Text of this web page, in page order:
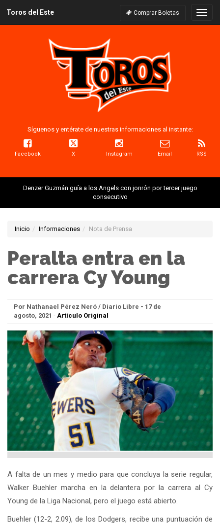
Toros del Este Comprar Boletas
Síguenos y entérate de nuestras informaciones al instante:
Facebook X Instagram Email RSS
Denzer Guzmán guía a los Angels con jonrón por tercer juego
consecutivo
Inicio Informaciones Nota de Prensa
Peralta entra en la
carrera Cy Young
Por Nathanael Pérez Neró / Diario Libre - 17 de
agosto, 2021 - Artículo Original
A falta de un mes y medio para que concluya la serie regular,
Walker Buehler marcha en la delantera por la carrera al Cy
Young de la Liga Nacional, pero el juego está abierto.
Buehler (12-2, 2.09), de los Dodgers, recibe una puntuación de